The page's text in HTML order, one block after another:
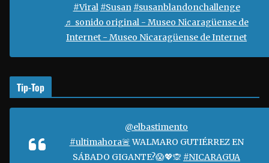
#Viral #Susan #susanblandonchallenge
♬ sonido original - Museo Nicaragüense de
Internet - Museo Nicaragüense de Internet
Tip-Top
@elbastimento
#ultimahora🚨WALMARO GUTIÉRREZ EN
SÁBADO GIGANTE?😱💖🙊 #NICARAGUA